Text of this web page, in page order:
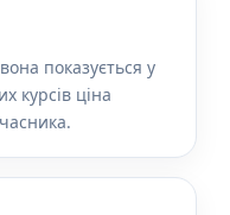
показується у
курсів ціна